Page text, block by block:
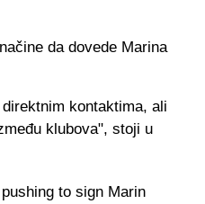
da dovede Marina
kontaktima, ali
klubova", stoji u
to sign Marin